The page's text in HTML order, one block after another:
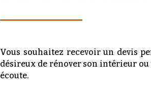
Vous souhaitez recevoir un devis
désireux de rénover son intérieur
écoute.